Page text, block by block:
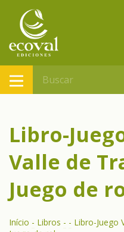
Libro-
Valle de
Juego de
Início - Libros - - Libro-Juego